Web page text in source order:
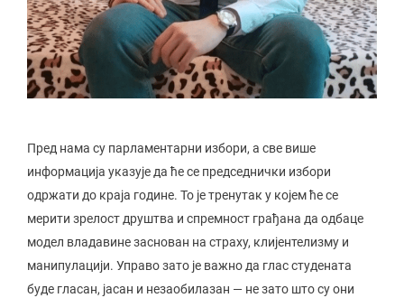
Пред нама су парламентарни избори, а све више
информација указује да ће се председнички избори
одржати до краја године. То је тренутак у којем ће се
мерити зрелост друштва и спремност грађана да одбаце
модел владавине заснован на страху, клијентелизму и
манипулацији. Управо зато је важно да глас студената
буде гласан, јасан и незаобилазан — не зато што су они